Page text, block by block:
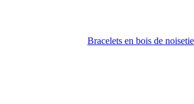
Bracelets en bois de